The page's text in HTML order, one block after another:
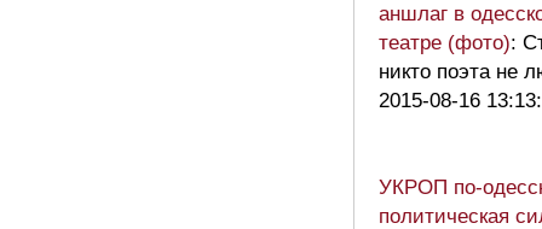
аншлаг в
театре (фото):
никто поэта не
2015-08-16
УКРОП по-
политическая